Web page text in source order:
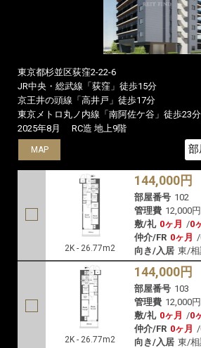
東京都杉並区荻窪2-22-6
JR中央・総武線「荻窪」徒歩15分
京王井の頭線「高井戸」徒歩17分
東京メトロ丸ノ内線「南阿佐ケ谷」徒歩23分
2025年8月
RC造 地上9階
MAP
2K - 26.77m2
144,000円
部屋番号 102
管理費 12,000円
敷/礼 0ヶ月 /0
仲介/FR 0ヶ月 /
向き/入居 東/相
MAP
2K - 26.77m2
144,000円
部屋番号 103
管理費 12,000円
敷/礼 0ヶ月 /0
仲介/FR 0ヶ月 /
向き/入居 東/相
MAP